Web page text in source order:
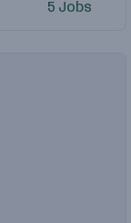
5 Jobs